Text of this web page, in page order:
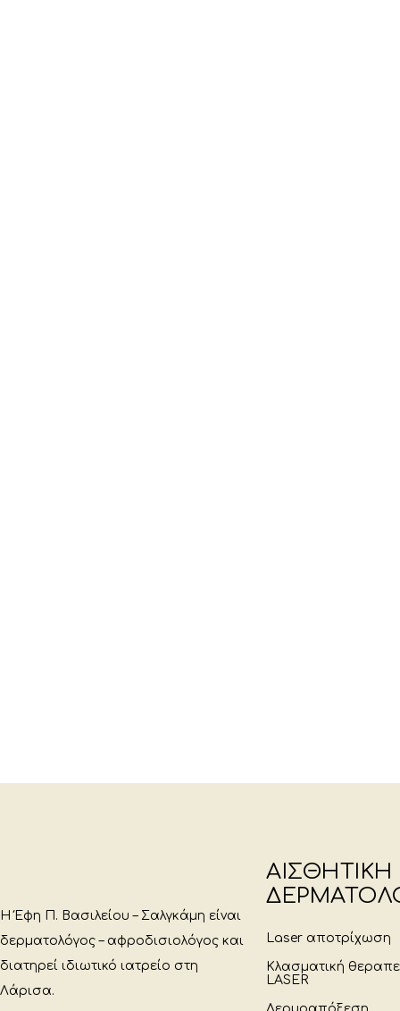
Η Έφη Π. Βασιλείου – Σαλγκάμη είναι
δερματολόγος – αφροδισιολόγος και
διατηρεί ιδιωτικό ιατρείο στη
Λάρισα.
ΑΙΣΘΗΤΙΚΗ
Laser αποτρίχωση
Κλασματική
LASER